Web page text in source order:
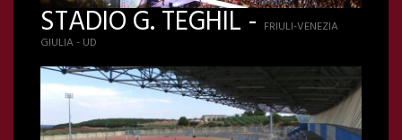
STADIO G. TEGHIL -FRIULI-VENEZIA
GIULIA - UD